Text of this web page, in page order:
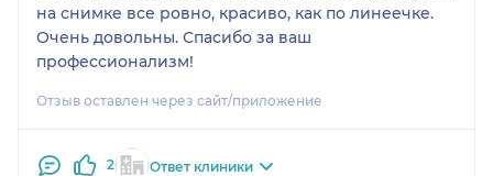
на снимке все ровно, красиво, как по линеечке.
Очень довольны. Спасибо за ваш
профессионализм!
Отзыв оставлен через сайт/приложение
2 Ответ клиники